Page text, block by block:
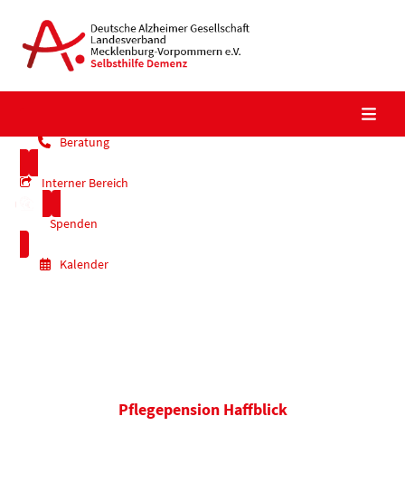
content
Beratung
Interner Bereich
Spenden
Kalender
Pflegepension Haffblick